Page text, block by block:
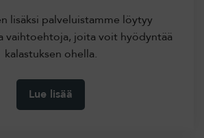
lisäksi palveluistamme löytyy
vaihtoehtoja, joita voit hyödyntää
kalastuksen ohella.
Lue lisää